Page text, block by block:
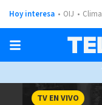
Hoy interesa OIJ Clima
TV EN VIVO